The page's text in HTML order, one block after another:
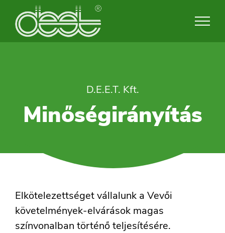
content
D.E.E.T. Kft.
Minőségirányítás
Elkötelezettséget vállalunk a Vevői
követelmények-elvárások magas
színvonalban történő teljesítésére.